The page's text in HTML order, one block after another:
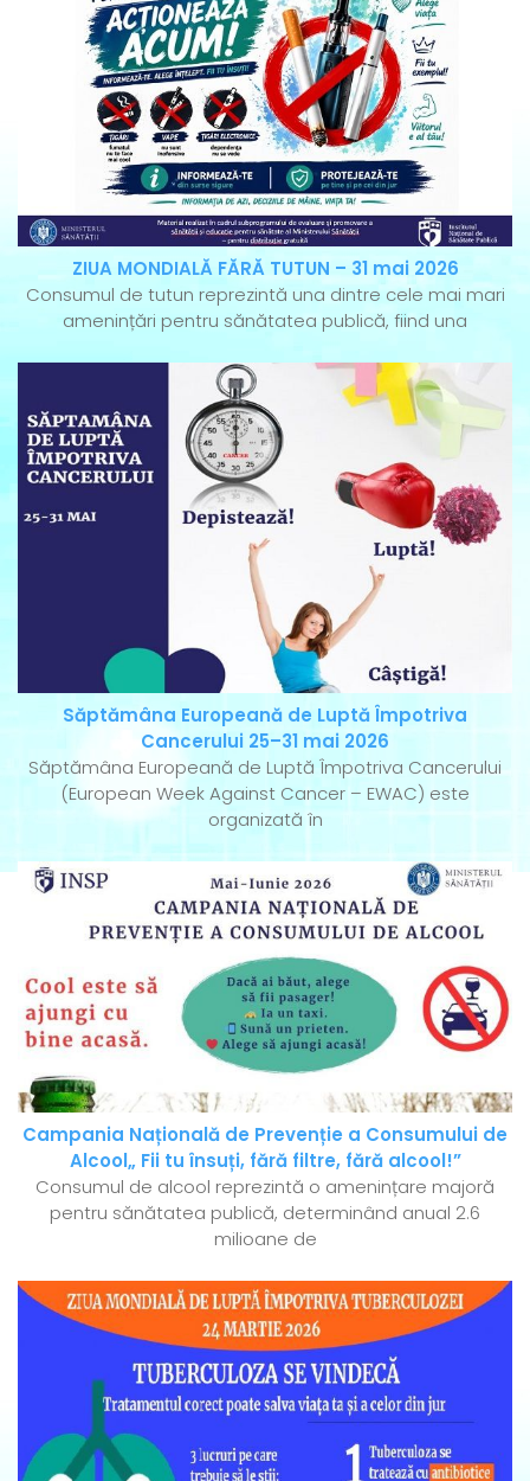
ZIUA MONDIALĂ FĂRĂ TUTUN – 31 mai 2026
Consumul de tutun reprezintă una dintre cele mai mari
amenințări pentru sănătatea publică, fiind una
Săptămâna Europeană de Luptă Împotriva
Cancerului 25–31 mai 2026
Săptămâna Europeană de Luptă Împotriva Cancerului
(European Week Against Cancer – EWAC) este
organizată în
Campania Națională de Prevenție a Consumului de
Alcool„ Fii tu însuți, fără filtre, fără alcool!”
Consumul de alcool reprezintă o amenințare majoră
pentru sănătatea publică, determinând anual 2.6
milioane de